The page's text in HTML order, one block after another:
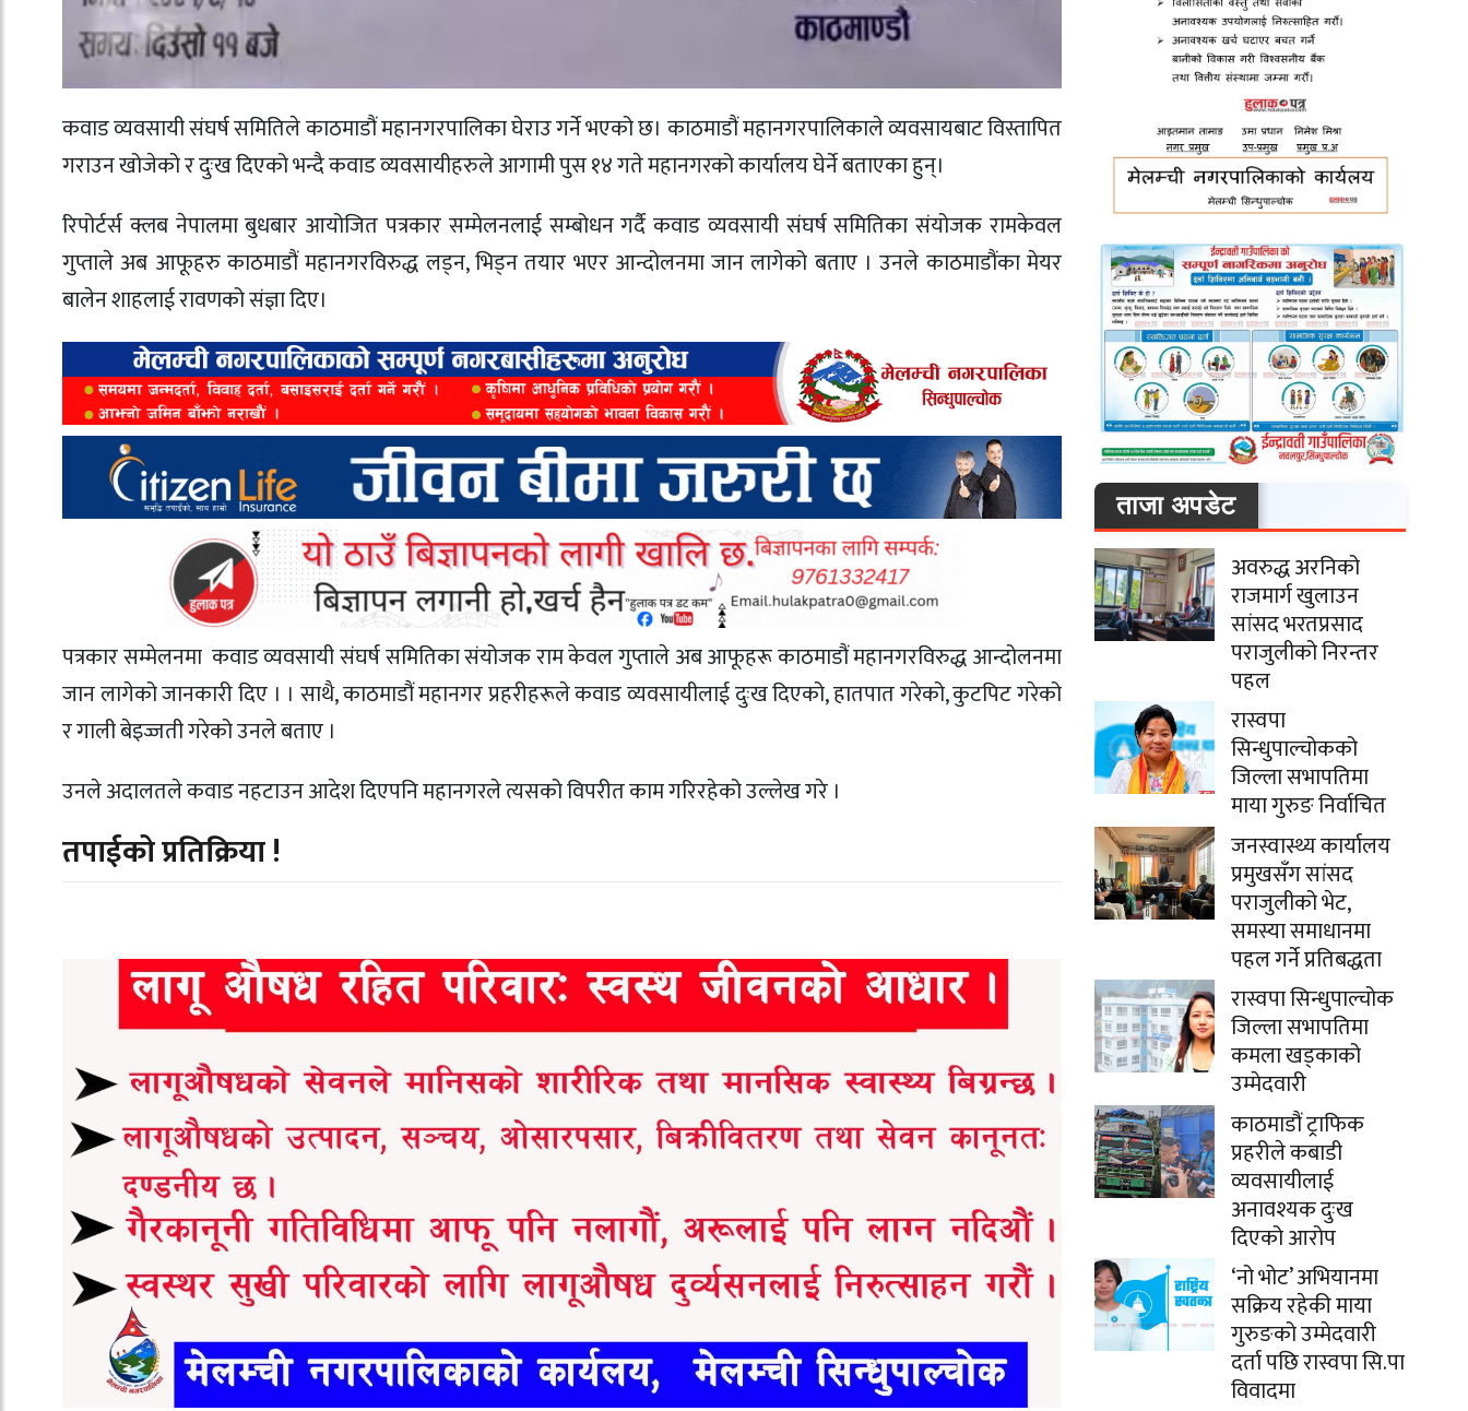
कवाड व्यवसायी संघर्ष समितिले काठमाडौं महानगरपालिका घेराउ गर्ने भएको छ। काठमाडौं महानगरपालिकाले व्यवसायबाट विस्तापित
गराउन खोजेको र दुःख दिएको भन्दै कवाड व्यवसायीहरुले आगामी पुस १४ गते महानगरको कार्यालय घेर्ने बताएका हुन्।
रिपोर्टर्स क्लब नेपालमा बुधबार आयोजित पत्रकार सम्मेलनलाई सम्बोधन गर्दै कवाड व्यवसायी संघर्ष समितिका संयोजक रामकेवल
गुप्ताले अब आफूहरु काठमाडौं महानगरविरुद्ध लड्न, भिड्न तयार भएर आन्दोलनमा जान लागेको बताए । उनले काठमाडौंका मेयर
बालेन शाहलाई रावणको संज्ञा दिए।
पत्रकार सम्मेलनमा कवाड व्यवसायी संघर्ष समितिका संयोजक राम केवल गुप्ताले अब आफूहरू काठमाडौं महानगरविरुद्ध आन्दोलनमा
जान लागेको जानकारी दिए । । साथै, काठमाडौं महानगर प्रहरीहरूले कवाड व्यवसायीलाई दुःख दिएको, हातपात गरेको, कुटपिट गरेको
र गाली बेइज्जती गरेको उनले बताए ।
उनले अदालतले कवाड नहटाउन आदेश दिएपनि महानगरले त्यसको विपरीत काम गरिरहेको उल्लेख गरे ।
तपाईको प्रतिक्रिया !
ताजा अपडेट
अवरुद्ध अरनिको
राजमार्ग खुलाउन
सांसद भरतप्रसाद
पराजुलीको निरन्तर
पहल
रास्वपा
सिन्धुपाल्चोकको
जिल्ला सभापतिमा
माया गुरुङ निर्वाचित
जनस्वास्थ्य कार्यालय
प्रमुखसँग सांसद
पराजुलीको भेट,
समस्या समाधानमा
पहल गर्ने प्रतिबद्धता
रास्वपा सिन्धुपाल्चोक
जिल्ला सभापतिमा
कमला खड्काको
उम्मेदवारी
काठमाडौं ट्राफिक
प्रहरीले कबाडी
व्यवसायीलाई
अनावश्यक दुःख
दिएको आरोप
‘नो भोट’ अभियानमा
सक्रिय रहेकी माया
गुरुङको उम्मेदवारी
दर्ता पछि रास्वपा सि.पा
विवादमा